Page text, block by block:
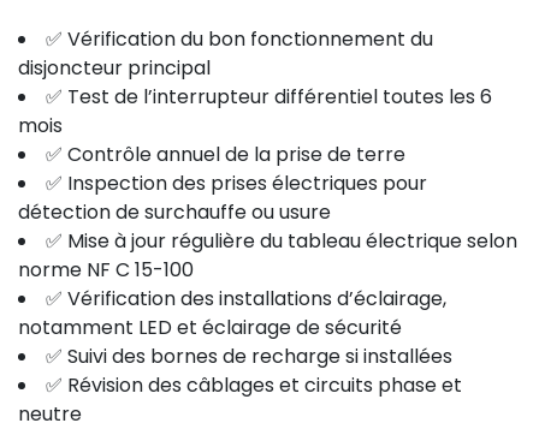
✅ Vérification du bon fonctionnement du
disjoncteur principal
✅ Test de l’interrupteur différentiel toutes les 6
mois
✅ Contrôle annuel de la prise de terre
✅ Inspection des prises électriques pour
détection de surchauffe ou usure
✅ Mise à jour régulière du tableau électrique selon
norme NF C 15-100
✅ Vérification des installations d’éclairage,
notamment LED et éclairage de sécurité
✅ Suivi des bornes de recharge si installées
✅ Révision des câblages et circuits phase et
neutre